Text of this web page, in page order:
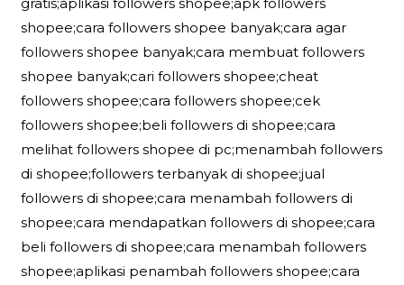
shopee;cara followers shopee banyak;cara agar
followers shopee banyak;cara membuat followers
shopee banyak;cari followers shopee;cheat
followers shopee;cara followers shopee;cek
followers shopee;beli followers di shopee;cara
melihat followers shopee di pc;menambah followers
di shopee;followers terbanyak di shopee;jual
followers di shopee;cara menambah followers di
shopee;cara mendapatkan followers di shopee;cara
beli followers di shopee;cara menambah followers
shopee;aplikasi penambah followers shopee;cara